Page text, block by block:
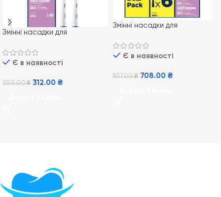
Змінні насадки для
Oral-B EB60 Sensi Ultrathin 2
шт Є в наявності
350.00₴ 312.00 ₴
Змінні насадки для
Oral-B EB60 Sensi Ultrathin 6
шт Є в наявності
837.00₴ 708.00 ₴